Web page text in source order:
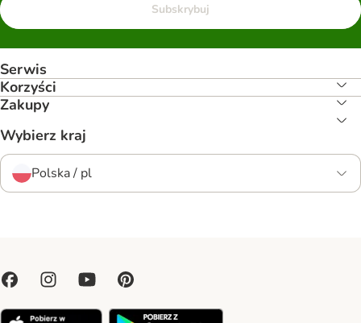
Subskrybuj
Serwis
Korzyści
Zakupy
Wybierz kraj
Polska / pl